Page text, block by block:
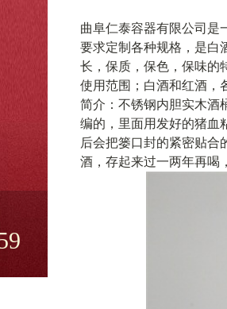
曲阜仁泰容器有限公司是
要求定制各种规格，是白
长，保质，保色，保味的
使用范围；白酒和红酒，
简介：不锈钢内胆实木
编的，里面用发好的猪血
后会把篓口封的紧密贴合
酒，存起来过一两年再喝